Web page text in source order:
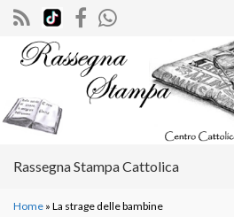
Search for:
Rassegna Stampa Cattolica
Home » La strage delle bambine